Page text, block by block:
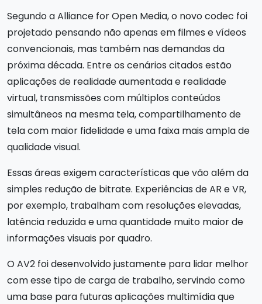
Segundo a Alliance for Open Media, o novo codec foi
projetado pensando não apenas em filmes e vídeos
convencionais, mas também nas demandas da
próxima década. Entre os cenários citados estão
aplicações de realidade aumentada e realidade
virtual, transmissões com múltiplos conteúdos
simultâneos na mesma tela, compartilhamento de
tela com maior fidelidade e uma faixa mais ampla de
qualidade visual.
Essas áreas exigem características que vão além da
simples redução de bitrate. Experiências de AR e VR,
por exemplo, trabalham com resoluções elevadas,
latência reduzida e uma quantidade muito maior de
informações visuais por quadro.
O AV2 foi desenvolvido justamente para lidar melhor
com esse tipo de carga de trabalho, servindo como
uma base para futuras aplicações multimídia que